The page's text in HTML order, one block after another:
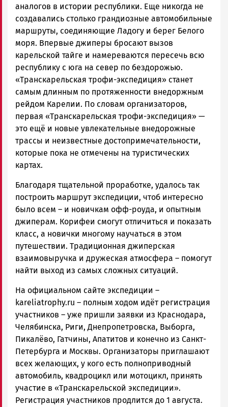
аналогов в истории республики. Еще никогда не
создавались столько грандиозные автомобильные
маршруты, соединяющие Ладогу и берег Белого
моря. Впервые джиперы бросают вызов
карельской тайге и намереваются пересечь всю
республику с юга на север по бездорожью.
«Транскарельская трофи-экспедиция» станет
самым длинным по протяженности внедоржным
рейдом Карелии. По словам организаторов,
первая «Транскарельская трофи-экспедиция» —
это ещё и новые увлекательные внедорожные
трассы и неизвестные достопримечательности,
которые пока не отмечены на туристических
картах.
Благодаря тщательной проработке, удалось так
построить маршрут экспедиции, чтоб интересно
было всем – и новичкам офф-роуда, и опытным
джиперам. Корифеи смогут отличиться и показать
класс, а новички многому научаться в этом
путешествии. Традиционная джиперская
взаимовыручка и дружеская атмосфера – помогут
найти выход из самых сложных ситуаций.
На официальном сайте экспедиции –
kareliatrophy.ru – полным ходом идёт регистрация
участников – уже пришли заявки из Краснодара,
Челябинска, Риги, Днепропетровска, Выборга,
Пикалёво, Гатчины, Апатитов и конечно из Санкт-
Петербурга и Москвы. Организаторы приглашают
всех желающих, у кого есть полноприводный
автомобиль, квадроцикл или мотоцикл, принять
участие в «Транскарельской экспедиции».
Регистрация участников продлится до 1 августа.